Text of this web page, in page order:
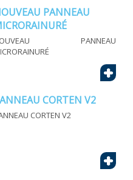
PANNEAU
PANNEAU
+
CORTEN V2
CORTEN V2
+